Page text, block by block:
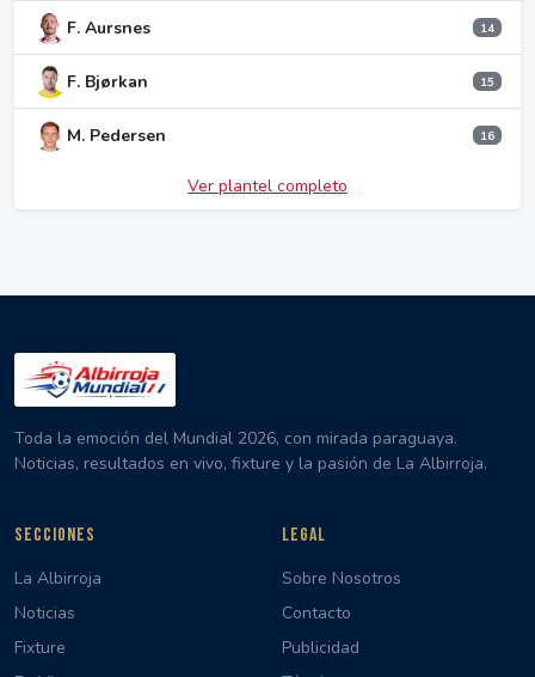
F. Aursnes 14
F. Bjørkan 15
M. Pedersen 16
Ver plantel completo
Toda la emoción del Mundial 2026, con mirada paraguaya.
Noticias, resultados en vivo, fixture y la pasión de La Albirroja.
SECCIONES
La Albirroja
Noticias
Fixture
LEGAL
Sobre Nosotros
Contacto
Publicidad